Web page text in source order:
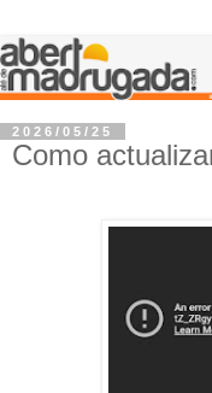
2026/05/25
Como